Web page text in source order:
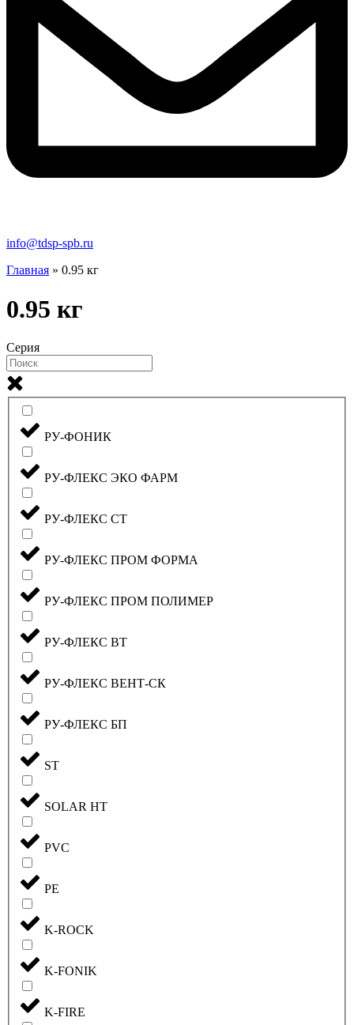
info@tdsp-spb.ru
Главная » 0.95 кг
0.95 кг
Серия
РУ-ФОНИК
РУ-ФЛЕКС ЭКО ФАРМ
РУ-ФЛЕКС СТ
РУ-ФЛЕКС ПРОМ ФОРМА
РУ-ФЛЕКС ПРОМ ПОЛИМЕР
РУ-ФЛЕКС ВТ
РУ-ФЛЕКС ВЕНТ-СК
РУ-ФЛЕКС БП
ST
SOLAR HT
PVC
PE
K-ROCK
K-FONIK
K-FIRE